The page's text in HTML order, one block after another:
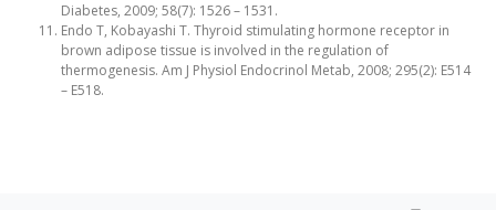
Diabetes, 2009; 58(7): 1526 – 1531.
Endo T, Kobayashi T. Thyroid stimulating hormone receptor in
brown adipose tissue is involved in the regulation of
thermogenesis. Am J Physiol Endocrinol Metab, 2008; 295(2): E514
– E518.